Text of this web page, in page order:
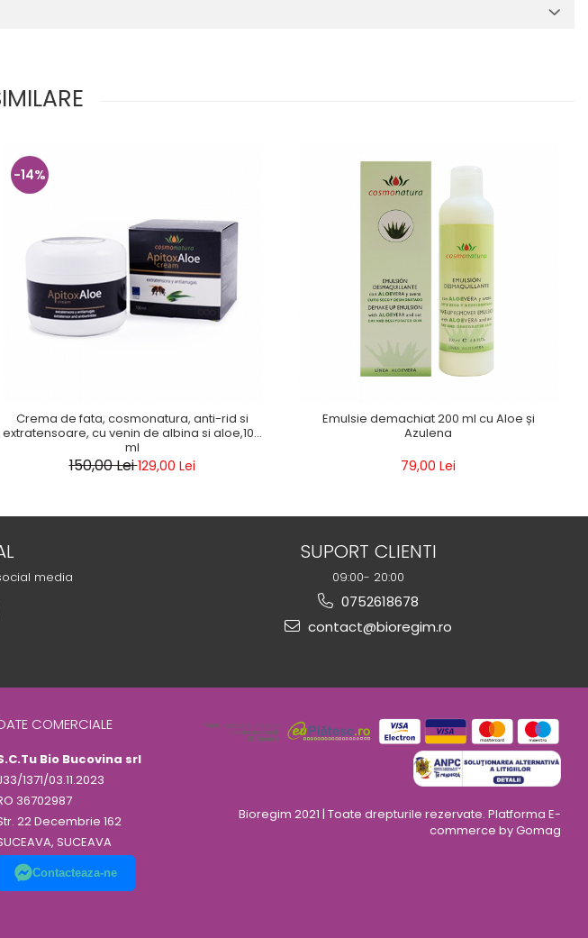
-14%
Crema de fata, cosmonatura, anti-rid si
extratensoare, cu venin de albina si aloe,100
ml
150,00 Lei129,00 Lei
Emulsie demachiat 200 ml cu Aloe și
Azulena
79,00 Lei
media
SUPORT CLIENTI
09:00- 20:00
0752618678
contact@bioregim.ro
COMERCIALE
Bio Bucovina srl
1371/03.11.2023
36702987
22 Decembrie 162
SUCEAVA
Contacteaza-ne
Bioregim 2021 | Toate drepturile rezervate. Platforma E-
commerce by Gomag